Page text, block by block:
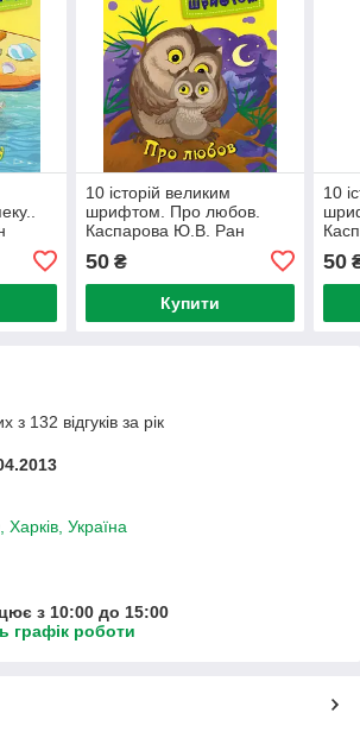
10 історій великим
шрифтом. Про любов.
Каспарова Ю.В. Ран
Юлита Конопленко И.И.
50₴
Купити
10
50
з 132 відгуків за рік
Харків, Україна
з 10:00 до 15:00
графік роботи